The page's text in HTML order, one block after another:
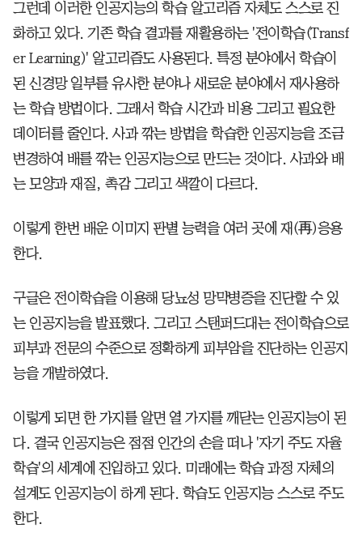
그런데 이러한 인공지능의 학습 알고리즘 자체도 스스로 진
화하고 있다. 기존 학습 결과를 재활용하는 '전이학습(Transf
er Learning)' 알고리즘도 사용된다. 특정 분야에서 학습이
된 신경망 일부를 유사한 분야나 새로운 분야에서 재사용하
는 학습 방법이다. 그래서 학습 시간과 비용 그리고 필요한
데이터를 줄인다. 사과 깎는 방법을 학습한 인공지능을 조금
변경하여 배를 깎는 인공지능으로 만드는 것이다. 사과와 배
는 모양과 재질, 촉감 그리고 색깔이 다르다.
이렇게 한번 배운 이미지 판별 능력을 여러 곳에 재(再)응용
한다.
구글은 전이학습을 이용해 당뇨성 망막병증을 진단할 수 있
는 인공지능을 발표했다. 그리고 스탠퍼드대는 전이학습으로
피부과 전문의 수준으로 정확하게 피부암을 진단하는 인공지
능을 개발하였다.
이렇게 되면 한 가지를 알면 열 가지를 깨닫는 인공지능이 된
다. 결국 인공지능은 점점 인간의 손을 떠나 '자기 주도 자율
학습'의 세계에 진입하고 있다. 미래에는 학습 과정 자체의
설계도 인공지능이 하게 된다. 학습도 인공지능 스스로 주도
한다.